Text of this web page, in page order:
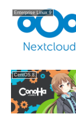
Enterprise Linux 9
CentOS 8